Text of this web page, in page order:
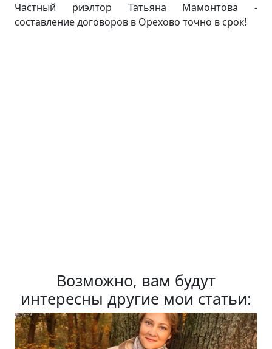
Частный риэлтор Татьяна Мамонтова -
составление договоров в Орехово точно в срок!
Возможно, вам будут
интересны другие мои статьи: